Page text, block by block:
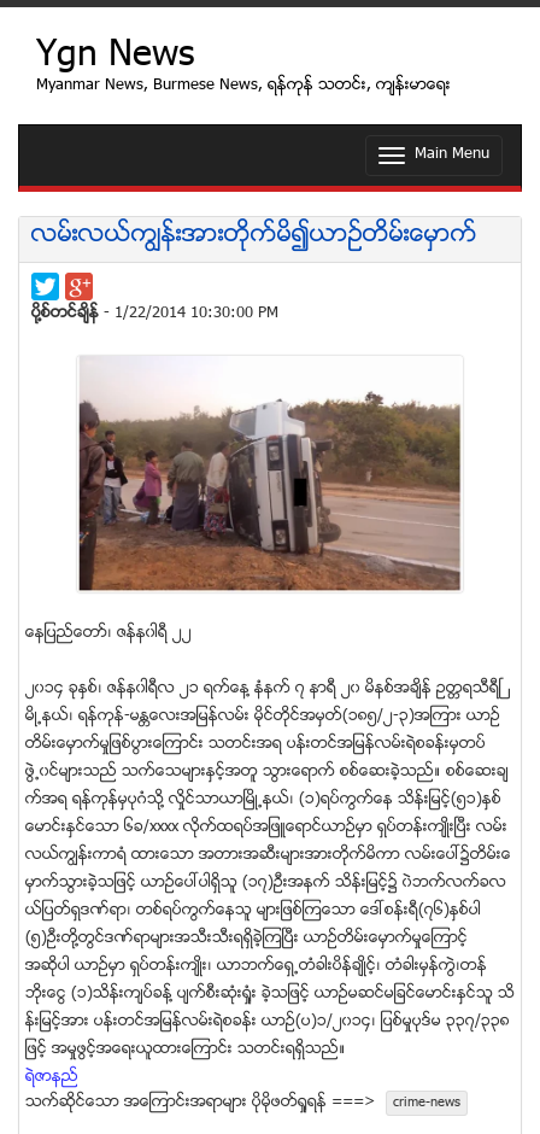
Ygn News
Myanmar News, Burmese News, ရန္ကုန္ သတင္း, က်န္းမာေရး
T
g
l
e
t
i
o
n
Main Menu
လမ္းလယ္ကၽြန္းအားတိုက္မိ၍ယာဥ္တိမ္းေမွာက္
ပုိ႔စ္တင္ခ်ိန္ - 1/22/2014 10:30:00 PM
ေနျပည္ေတာ္၊ ဇန္န၀ါရီ ၂၂
၂၀၁၄ ခုႏွစ္၊ ဇန္န၀ါရီလ ၂၁ ရက္ေန႔ နံနက္ ၇ နာရီ ၂၀ မိနစ္အခ်ိန္ ဥတၱရသီရီၿ
မိဳ႕နယ္၊ ရန္ကုန္-မႏၲေလးအျမန္လမ္း မိုင္တိုင္အမွတ္(၁၈၅/၂-၃)အၾကား ယာဥ္
တိမ္းေမွာက္မႈျဖစ္ပြားေၾကာင္း သတင္းအရ ပန္းတင္အျမန္လမ္းရဲစခန္းမွတပ္
ဖြဲ႕၀င္မ်ားသည္ သက္ေသမ်ားႏွင့္အတူ သြားေရာက္ စစ္ေဆးခဲ့သည္။ စစ္ေဆးခ်
က္အရ ရန္ကုန္မွပုဂံသို႔ လႈိင္သာယာၿမိဳ႕နယ္၊ (၁)ရပ္ကြက္ေန သိန္းျမင့္(၅၁)ႏွစ္
ေမာင္းႏွင္ေသာ ၆ခ/xxxx လိုက္ထရပ္အျဖဴေရာင္ယာဥ္မွာ ရွပ္တန္းက်ဳိးၿပီး လမ္း
လယ္ကၽြန္းကာရံ ထားေသာ အတားအဆီးမ်ားအားတိုက္မိကာ လမ္းေပၚ၌တိမ္းေ
မွာက္သြားခဲ့သျဖင့္ ယာဥ္ေပၚပါရွိသူ (၁၇)ဦးအနက္ သိန္းျမင့္၌ ၀ဲဘက္လက္ခလ
ယ္ျပတ္ရွဒဏ္ရာ၊ တစ္ရပ္ကြက္ေနသူ မ်ားျဖစ္ၾကေသာ ေဒၚစန္းရီ(၇၆)ႏွစ္ပါ
(၅)ဦးတို႔တြင္ဒဏ္ရာမ်ားအသီးသီးရရွိခဲ့ၾကၿပီး ယာဥ္တိမ္းေမွာက္မႈေၾကာင့္
အဆိုပါ ယာဥ္မွာ ရွပ္တန္းက်ဳိး၊ ယာဘက္ေရွ႕တံခါးပိန္ခ်ဳိင့္၊ တံခါးမွန္ကြဲ၊တန္
ဘိုးေငြ (၁)သိန္းက်ပ္ခန္႔ ပ်က္စီးဆံုး႐ႈံး ခဲ့သျဖင့္ ယာဥ္မဆင္မျခင္ေမာင္းႏွင္သူ သိ
န္းျမင့္အား ပန္းတင္အျမန္လမ္းရဲစခန္း ယာဥ္(ပ)၁/၂၀၁၄၊ ျပစ္မႈပုဒ္မ ၃၃၇/၃၃၈
ျဖင့္ အမႈဖြင့္အေရးယူထားေၾကာင္း သတင္းရရွိသည္။
ရဲဇာနည္
သက္ဆုိင္ေသာ အေၾကာင္းအရာမ်ား ပုိမုိဖတ္ရႈရန္ ===>
crime-news